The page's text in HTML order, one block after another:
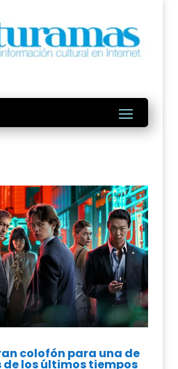
colofón para una de
de los últimos tiempos